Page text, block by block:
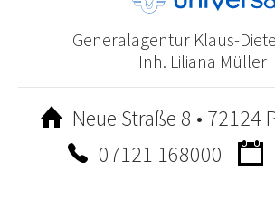
Generalagentur Klaus-
Inh. Liliana Müller
Neue Straße 8 • 72124
07121 168000